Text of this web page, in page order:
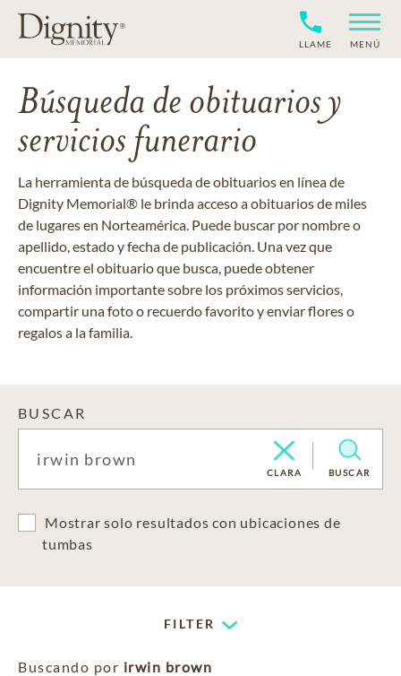
LLAME MENÚ
Búsqueda de obituarios y
servicios funerario
La herramienta de búsqueda de obituarios en línea de
Dignity Memorial® le brinda acceso a obituarios de miles
de lugares en Norteamérica. Puede buscar por nombre o
apellido, estado y fecha de publicación. Una vez que
encuentre el obituario que busca, puede obtener
información importante sobre los próximos servicios,
compartir una foto o recuerdo favorito y enviar flores o
regalos a la familia.
BUSCAR
CLARA BUSCAR
Mostrar solo resultados con ubicaciones de
tumbas
FILTER
Buscando por irwin brown